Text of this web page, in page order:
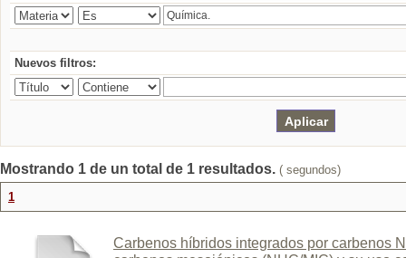
Nuevos filtros:
Mostrando 1 de un total de 1 resultados. ( segundos)
1
Carbenos híbridos integrados por carbenos